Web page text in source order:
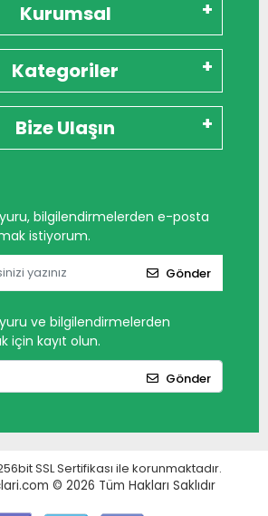
Kurumsal
Kategoriler
Bize Ulaşın
bilgilendirmelerden e-posta
istiyorum.
Gönder
ve bilgilendirmelerden
için kayıt olun.
Gönder
SSL Sertifikası ile korunmaktadır.
© 2026 Tüm Hakları Saklıdır